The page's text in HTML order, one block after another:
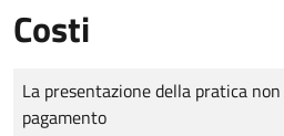
Costi
Tipo di pagamento
Importo
La presentazione della pratica
pagamento